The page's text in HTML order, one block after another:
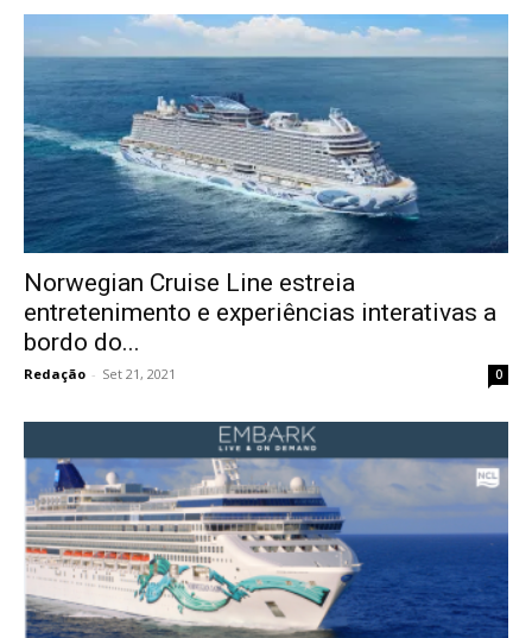
Norwegian Cruise Line estreia
entretenimento e experiências interativas a
bordo do...
Redação - Set 21, 2021 0